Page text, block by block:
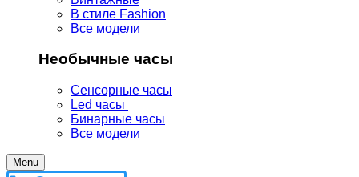
В стиле Fashion
Все модели
Необычные часы
Сенсорные часы
Led часы
Бинарные часы
Все модели
Menu